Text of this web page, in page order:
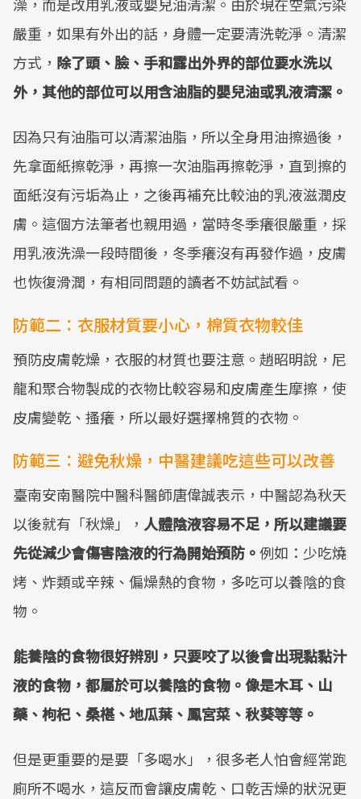
嚴重，如果有外出的話，身體一定要清洗乾淨。清潔
方式， 除了頭、臉、手和露出外界的部位要水洗以
外，其他的部位可以用含油脂的嬰兒油或乳液清潔。
因為只有油脂可以清潔油脂，所以全身用油擦過後，
先拿面紙擦乾淨，再擦一次油脂再擦乾淨，直到擦的
面紙沒有污垢為止，之後再補充比較油的乳液滋潤皮
膚。這個方法筆者也親用過，當時冬季癢很嚴重，採
用乳液洗澡一段時間後，冬季癢沒有再發作過，皮膚
也恢復滑潤，有相同問題的讀者不妨試試看。
防範二：衣服材質要小心，棉質衣物較佳
預防皮膚乾燥，衣服的材質也要注意。趙昭明說，尼
龍和聚合物製成的衣物比較容易和皮膚產生摩擦，使
皮膚變乾、搔癢，所以最好選擇棉質的衣物。
防範三：避免秋燥，中醫建議吃這些可以改善
臺南安南醫院中醫科醫師唐偉誠表示，中醫認為秋天
以後就有「秋燥」， 人體陰液容易不足，所以建議要
先從減少會傷害陰液的行為開始預防。例如：少吃燒
烤、炸類或辛辣、偏燥熱的食物，多吃可以養陰的食
物。
能養陰的食物很好辨別，只要咬了以後會出現黏黏汁
液的食物，都屬於可以養陰的食物。像是木耳、山
藥、枸杞、桑椹、地瓜葉、鳳宮菜、秋葵等等。
但是更重要的是要「多喝水」，很多老人怕會經常跑
廁所不喝水，這反而會讓皮膚乾、口乾舌燥的狀況更